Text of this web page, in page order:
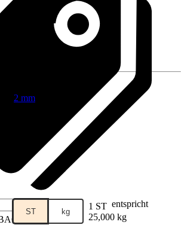
2 mm
ST kg 1 ST entspricht
25,000 kg